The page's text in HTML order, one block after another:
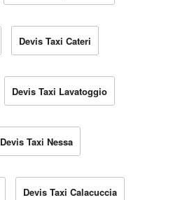
Devis Taxi Cateri
Devis Taxi Lavatoggio
Devis Taxi Nessa
Devis Taxi Calacuccia